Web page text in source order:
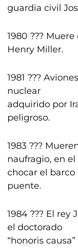
guardia civil
1980 ???
Henry Miller.
1981 ???
nuclear
adquirido por
peligroso.
1983 ???
naufragio, en el
chocar el
puente.
1984 ??? El rey
el doctorado
“honoris